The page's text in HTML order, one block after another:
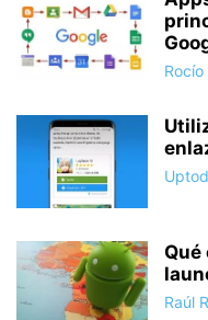
Rocío
Qué
Raúl